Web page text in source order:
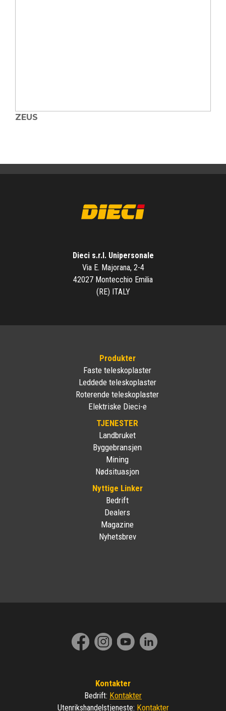
ZEUS
Dieci s.r.l. Unipersonale
Via E. Majorana, 2-4
42027 Montecchio Emilia
(RE) ITALY
Produkter
Faste teleskoplaster
Leddede teleskoplaster
Roterende teleskoplaster
Elektriske Dieci-e
TJENESTER
Landbruket
Byggebransjen
Mining
Nødsituasjon
Nyttige Linker
Bedrift
Dealers
Magazine
Nyhetsbrev
Kontakter
Bedrift: Kontakter
Utenrikshandelstjeneste: Kontakter